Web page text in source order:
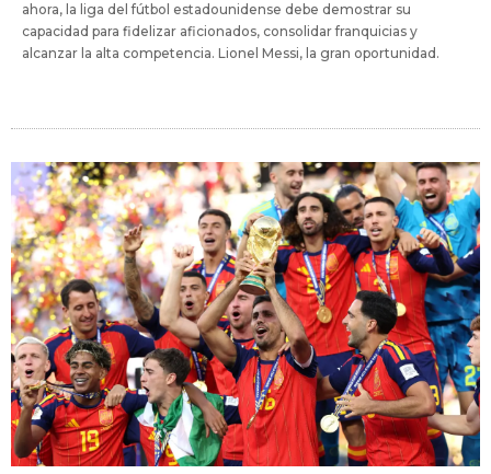
ahora, la liga del fútbol estadounidense debe demostrar su
capacidad para fidelizar aficionados, consolidar franquicias y
alcanzar la alta competencia. Lionel Messi, la gran oportunidad.